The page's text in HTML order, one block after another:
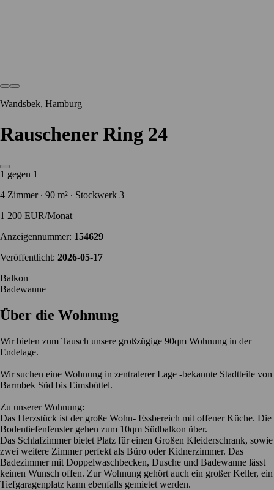
Wandsbek, Hamburg
Rauschener Ring 24
1 gegen 1
4 Zimmer ∙ 90 m² ∙ Stockwerk 3
1 200 EUR/Monat
Anzeigennummer: 154629
Veröffentlicht: 2026-05-17
Balkon
Badewanne
Über die Wohnung
Wir bieten zum Tausch unsere großzügige 90qm Wohnung in der
Endetage.
Wir suchen eine Wohnung in zentralerer Lage -bekannte Stadtteile von
Barmbek Süd bis Eimsbüttel.
Zu unserer Wohnung:
Das Herzstück ist der große Wohn- Essbereich mit offener Küche. Die
Bodentiefenfenster gehen zum 10qm Südbalkon über.
Das Schlafzimmer bietet Platz für einen Großen Kleiderschrank, sowie
zwei weitere Zimmer perfekt als Büro oder Kidnerzimmer. Das
Badezimmer mit Doppelwaschbecken, Dusche und Badewanne lässt
keinen Wunsch offen. Zur Wohnung gehört auch ein großer Keller, ein
Tiefgaragenplatz kann ebenfalls gemietet werden.